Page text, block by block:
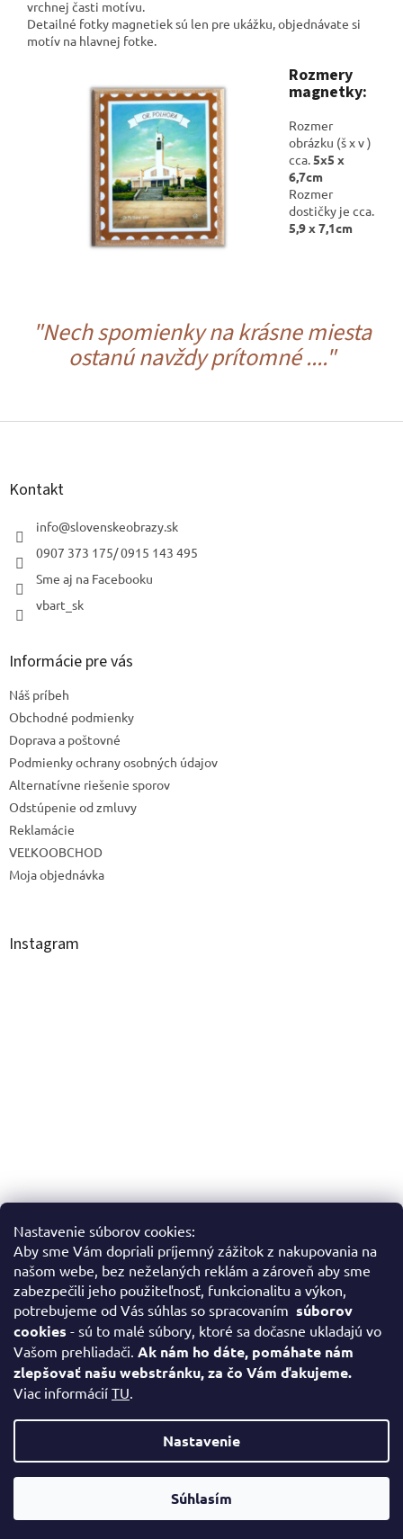
Nastavenie súborov cookies:
Aby sme Vám dopriali príjemný zážitok z nakupovania na
našom webe, bez neželaných reklám a zároveň aby sme
zabezpečili jeho použiteľnosť, funkcionalitu a výkon,
potrebujeme od Vás súhlas so spracovaním súborov
cookies - sú to malé súbory, ktoré sa dočasne ukladajú vo
Vašom prehliadači. Ak nám ho dáte, pomáhate nám
zlepšovať našu webstránku, za čo Vám ďakujeme.
Viac informácií TU.
Nastavenie
Súhlasím
vrchnej časti motívu.
Detailné fotky magnetiek sú len pre ukážku, objednávate si
motív na hlavnej fotke.
Rozmery
magnetky:
Rozmer
obrázku (š x v )
cca.5x5 x
6,7cm
Rozmer
dostičky je cca.
5,9 x 7,1cm
"Nech spomienky na krásne miesta
ostanú navždy prítomné ...."
Z
Kontakt
info@slovenskeobrazy.sk
0907 373 175/ 0915 143 495
Sme aj na Facebooku
vbart_sk
Informácie pre vás
Náš príbeh
Obchodné podmienky
Doprava a poštovné
Podmienky ochrany osobných údajov
Alternatívne riešenie sporov
Odstúpenie od zmluvy
Reklamácie
VEĽKOOBCHOD
Moja objednávka
Instagram
Sledovať na Instagrame
Facebook
Vytvoril Shoptet
Copyright 2026www.slovenskeobrazy.sk. Všetky práva
Upraviť nastavenie cookies